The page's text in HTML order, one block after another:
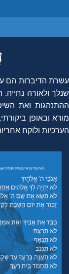
עשרת הדיברות הם
שנלך ולאורה
ההתנהגות ואת
מורא ובאופן
הערכיות ולוקח